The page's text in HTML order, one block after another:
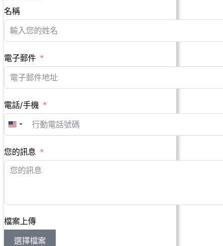
名稱
電子郵件
電話/手機
United
+1
您的訊息
檔案上傳
選擇檔案